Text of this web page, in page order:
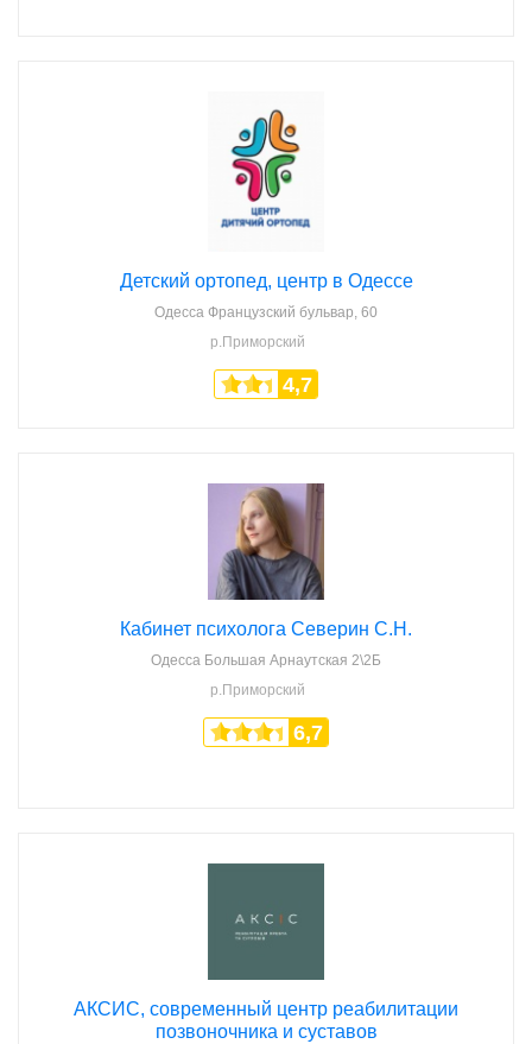
Детский ортопед, центр в Одессе
Одесса Французский бульвар, 60
р.Приморский
4,7
Кабинет психолога Северин С.Н.
Одесса Большая Арнаутская 2\2Б
р.Приморский
6,7
АКСИС, современный центр реабилитации
позвоночника и суставов